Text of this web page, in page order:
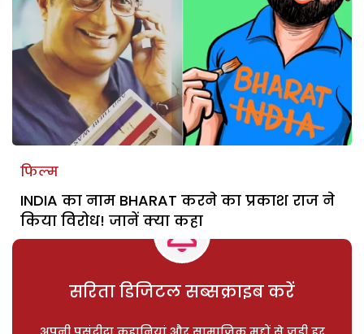
फिल्म
INDIA का नाम BHARAT करने का प्रकाश राज ने
किया विरोध! जानें क्या कहा
सरिता डिजिटल सब्सक्राइब करें